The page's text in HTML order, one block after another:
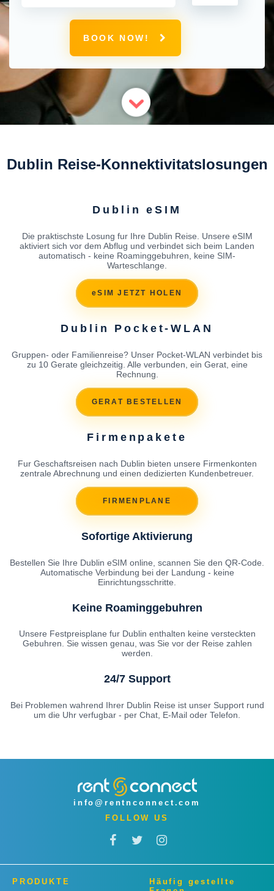
BOOK NOW!
Dublin Reise-Konnektivitatslosungen
Dublin eSIM
Die praktischste Losung fur Ihre Dublin Reise. Unsere eSIM
aktiviert sich vor dem Abflug und verbindet sich beim Landen
automatisch - keine Roaminggebuhren, keine SIM-
Warteschlange.
eSIM JETZT HOLEN
Dublin Pocket-WLAN
Gruppen- oder Familienreise? Unser Pocket-WLAN verbindet bis
zu 10 Gerate gleichzeitig. Alle verbunden, ein Gerat, eine
Rechnung.
GERAT BESTELLEN
Firmenpakete
Fur Geschaftsreisen nach Dublin bieten unsere Firmenkonten
zentrale Abrechnung und einen dedizierten Kundenbetreuer.
FIRMENPLANE
Sofortige Aktivierung
Bestellen Sie Ihre Dublin eSIM online, scannen Sie den QR-Code.
Automatische Verbindung bei der Landung - keine
Einrichtungsschritte.
Keine Roaminggebuhren
Unsere Festpreisplane fur Dublin enthalten keine versteckten
Gebuhren. Sie wissen genau, was Sie vor der Reise zahlen
werden.
24/7 Support
Bei Problemen wahrend Ihrer Dublin Reise ist unser Support rund
um die Uhr verfugbar - per Chat, E-Mail oder Telefon.
info@rentnconnect.com
FOLLOW US
PRODUKTE
Häufig gestellte